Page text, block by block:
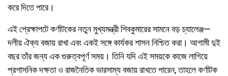
করে দিতে পারে।
এই প্রেক্ষাপটে কর্ণাটকের নতুন মুখ্যমন্ত্রী শিবকুমারের সামনে বড় চ্যালেঞ্জ—
দলীয় ঐক্য বজায় রাখা এবং একই সঙ্গে কার্যকর শাসন নিশ্চিত করা। আগামী দুই
বছর তাঁর জন্য এক গুরুত্বপূর্ণ সময়। তিনি যদি এই সময়কে কাজে লাগিয়ে
প্রশাসনিক দক্ষতা ও রাজনৈতিক ভারসাম্য বজায় রাখতে পারেন, তাহলে কর্ণাটক